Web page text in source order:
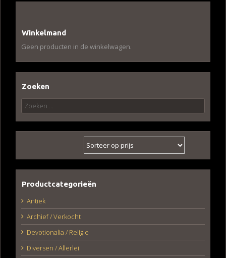
Winkelmand
Geen producten in de winkelwagen.
Zoeken
Zoeken
naar:
Productcategorieën
Antiek
Archief / Verkocht
Devotionalia / Religie
Diversen / Allerlei